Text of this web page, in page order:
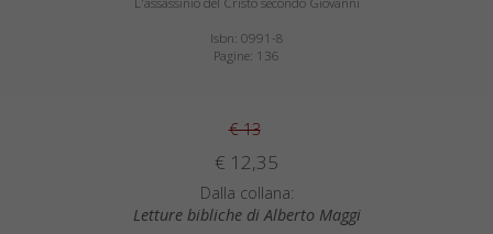
Isbn: 0991-8
Pagine: 136
€ 13
€ 12,35
Dalla collana:
Letture bibliche di Alberto Maggi